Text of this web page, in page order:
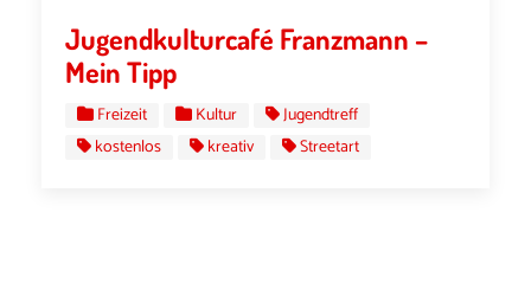
Jugendkulturcafé Franzmann –
Mein Tipp
Freizeit Kultur
Jugendtreff
kostenlos
kreativ Streetart